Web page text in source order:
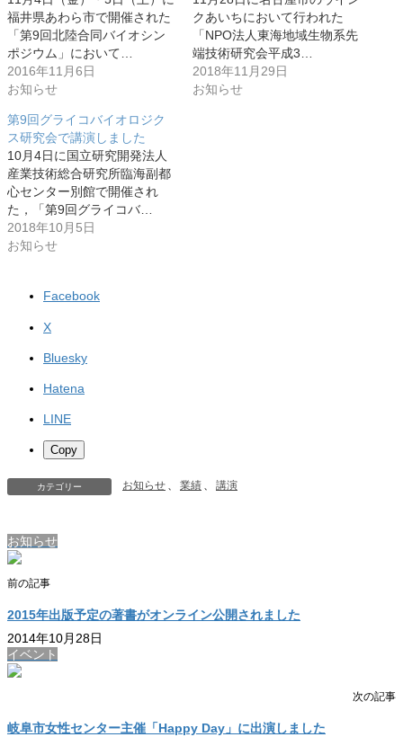
福井県あわら市で開催された
「第9回北陸合同バイオシン
ポジウム」において…
2016年11月6日
お知らせ
クあいちにおいて行われた
「NPO法人東海地域生物系先
端技術研究会平成3…
2018年11月29日
お知らせ
第9回グライコバイオロジク
ス研究会で講演しました
10月4日に国立研究開発法人
産業技術総合研究所臨海副都
心センター別館で開催され
た，「第9回グライコバ…
2018年10月5日
お知らせ
Facebook
X
Bluesky
Hatena
LINE
Copy
カテゴリー お知らせ 、 業績 、 講演
お知らせ
前の記事
2015年出版予定の著書がオンライン公開されました
2014年10月28日
イベント
次の記事
岐阜市女性センター主催「Happy Day」に出演しました